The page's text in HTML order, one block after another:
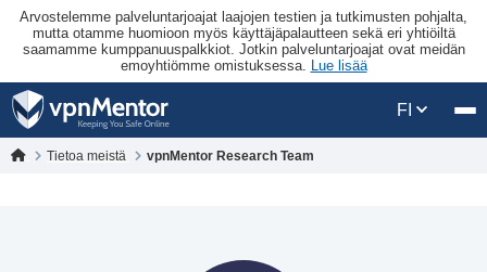
Arvostelemme palveluntarjoajat laajojen testien ja tutkimusten pohjalta,
mutta otamme huomioon myös käyttäjäpalautteen sekä eri yhtiöiltä
saamamme kumppanuuspalkkiot. Jotkin palveluntarjoajat ovat meidän
emoyhtiömme omistuksessa. Lue lisää
FI
Tietoa meistä vpnMentor Research Team